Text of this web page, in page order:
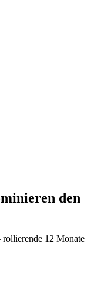
den
12 Monate